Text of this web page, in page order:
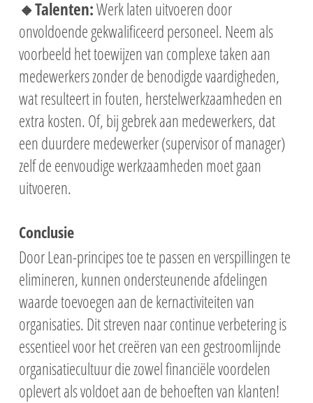
🔸Talenten:Werk laten uitvoeren door
onvoldoende gekwalificeerd personeel. Neem als
voorbeeld het toewijzen van complexe taken aan
medewerkers zonder de benodigde vaardigheden,
wat resulteert in fouten, herstelwerkzaamheden en
extra kosten. Of, bij gebrek aan medewerkers, dat
een duurdere medewerker (supervisor of manager)
zelf de eenvoudige werkzaamheden moet gaan
uitvoeren.
Conclusie
Door Lean-principes toe te passen en verspillingen te
elimineren, kunnen ondersteunende afdelingen
waarde toevoegen aan de kernactiviteiten van
organisaties. Dit streven naar continue verbetering is
essentieel voor het creëren van een gestroomlijnde
organisatiecultuur die zowel financiële voordelen
oplevert als voldoet aan de behoeften van klanten!